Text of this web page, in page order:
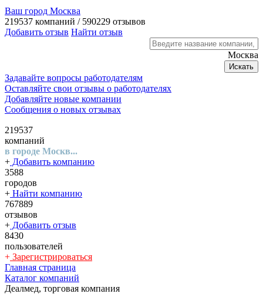
Ваш город Москва
219537 компаний / 590229 отзывов
Добавить отзыв Найти отзыв
Москва
Искать
Задавайте вопросы работодателям
Оставляйте свои отзывы о работодателях
Добавляйте новые компании
Сообщения о новых отзывах
219537
компаний
в городе Москв...
+ Добавить компанию
3588
городов
+ Найти компанию
767889
отзывов
+ Добавить отзыв
8430
пользователей
+ Зарегистрироваться
Главная страница
Каталог компаний
Деалмед, торговая компания